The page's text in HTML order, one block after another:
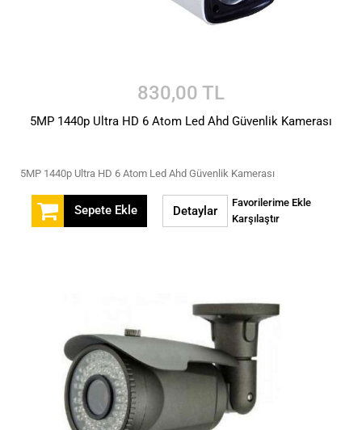
830,00 TL
5MP 1440p Ultra HD 6 Atom Led Ahd Güvenlik Kamerası
5MP 1440p Ultra HD 6 Atom Led Ahd Güvenlik Kamerası
Sepete Ekle Detaylar
Favorilerime Ekle
Karşılaştır